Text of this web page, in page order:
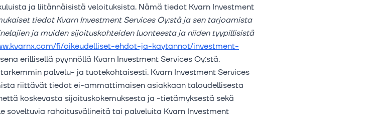
ja liitännäisistä veloituksista. Nämä tiedot Kvarn Investment
tiedot Kvarn Investment Services Oy:stä ja sen tarjoamista
ja muiden sijoituskohteiden luonteesta ja niiden tyypillisistä
fi/oikeudelliset-ehdot-ja-kaytannot/investment-
erillisellä pyynnöllä Kvarn Investment Services Oy:stä.
palvelu- ja tuotekohtaisesti. Kvarn Investment Services
riittävät tiedot ei-ammattimaisen asiakkaan taloudellisesta
koskevasta sijoituskokemuksesta ja -tietämyksestä sekä
rahoitusvälineitä tai palveluita Kvarn Investment